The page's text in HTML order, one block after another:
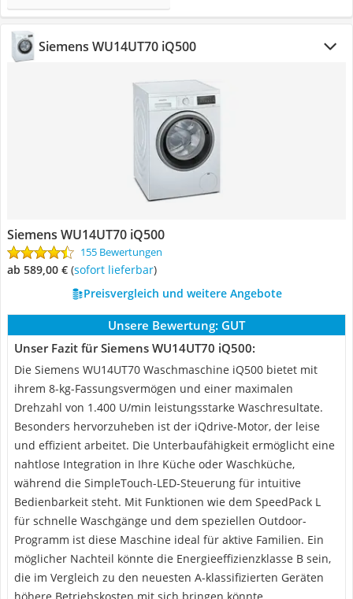
Siemens WU14UT70 iQ500
Siemens WU14UT70 iQ500
155 Bewertungen
ab 589,00 € ( Sofort lieferbar)
Preisvergleich und weitere Angebote
Unsere Bewertung: GUT
Unser Fazit für Siemens WU14UT70 iQ500:
Die Siemens WU14UT70 Waschmaschine iQ500 bietet mit
ihrem 8-kg-Fassungsvermögen und einer maximalen
Drehzahl von 1.400 U/min leistungsstarke Waschresultate.
Besonders hervorzuheben ist der iQdrive-Motor, der leise
und effizient arbeitet. Die Unterbaufähigkeit ermöglicht eine
nahtlose Integration in Ihre Küche oder Waschküche,
während die SimpleTouch-LED-Steuerung für intuitive
Bedienbarkeit steht. Mit Funktionen wie dem SpeedPack L
für schnelle Waschgänge und dem speziellen Outdoor-
Programm ist diese Maschine ideal für aktive Familien. Ein
möglicher Nachteil könnte die Energieeffizienzklasse B sein,
die im Vergleich zu den neuesten A-klassifizierten Geräten